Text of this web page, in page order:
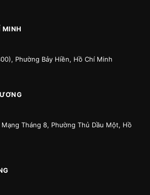
MINH
Phường Bảy Hiền, Hồ Chí Minh
Tháng 8, Phường Thủ Dầu Một, Hồ